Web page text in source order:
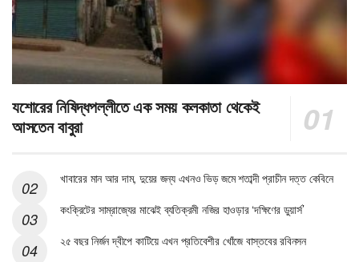
যশোরের নিষিদ্ধপল্লীতে এক সময় কলকাতা থেকেই
আসতেন বাবুরা
খাবারের মান আর দাম, দুয়ের জন্য এখনও ভিড় জমে শতাব্দী প্রাচীন দত্ত কেবিনে
কংক্রিটের সাম্রাজ্যের মাঝেই ব্যতিক্রমী নজির হাওড়ার ‘দক্ষিণের ডুয়ার্স’
২৫ বছর নির্জন দ্বীপে কাটিয়ে এখন প্রতিবেশীর খোঁজে বাস্তবের রবিনসন